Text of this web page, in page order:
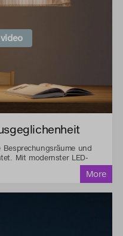
Besprechungsräume und
Mit modernster LED-